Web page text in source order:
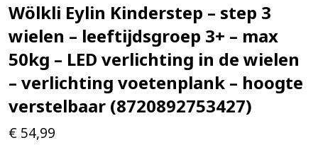
Wölkli Eylin Kinderstep – step 3
wielen – leeftijdsgroep 3+ – max
50kg – LED verlichting in de wielen
– verlichting voetenplank – hoogte
verstelbaar (8720892753427)
€ 54,99